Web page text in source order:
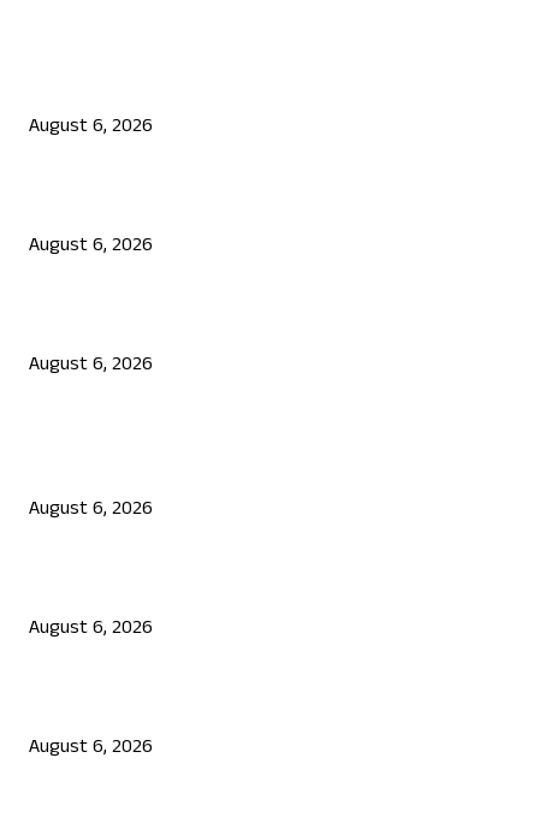
August 6, 2026
August 6, 2026
August 6, 2026
August 6, 2026
August 6, 2026
August 6, 2026